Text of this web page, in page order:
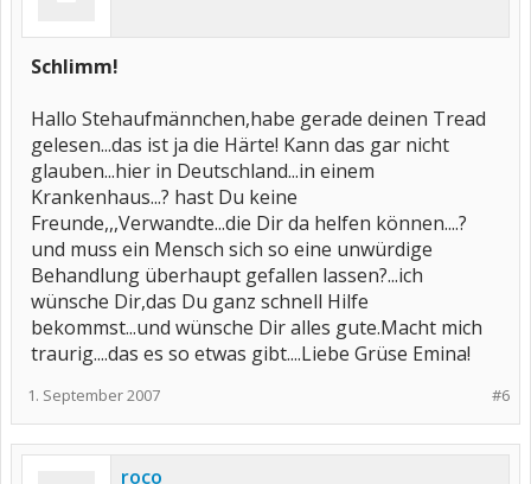
Schlimm!
Hallo Stehaufmännchen,habe gerade deinen Tread
gelesen...das ist ja die Härte! Kann das gar nicht
glauben...hier in Deutschland...in einem
Krankenhaus...? hast Du keine
Freunde,,,Verwandte...die Dir da helfen können....?
und muss ein Mensch sich so eine unwürdige
Behandlung überhaupt gefallen lassen?...ich
wünsche Dir,das Du ganz schnell Hilfe
bekommst...und wünsche Dir alles gute.Macht mich
traurig....das es so etwas gibt....Liebe Grüse Emina!
#6
1. September 2007
roco